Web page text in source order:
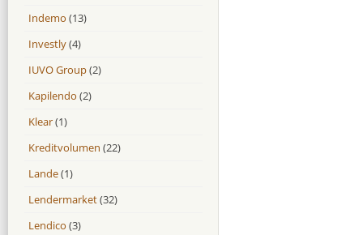
Indemo (13)
Investly(4)
IUVO Group(2)
Kapilendo (2)
Klear(1)
Kreditvolumen (22)
Lande(1)
Lendermarket(32)
Lendico (3)